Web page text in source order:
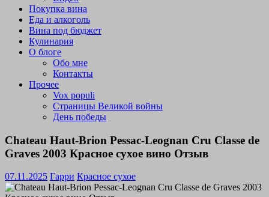
Покупка вина
Еда и алкоголь
Вина под бюджет
Кулинария
О блоге
Обо мне
Контакты
Прочее
Vox populi
Страницы Великой войны
День победы
Chateau Haut-Brion Pessac-Leognan Cru Classe de
Graves 2003 Красное сухое вино Отзыв
07.11.2025 Гарри Красное сухое